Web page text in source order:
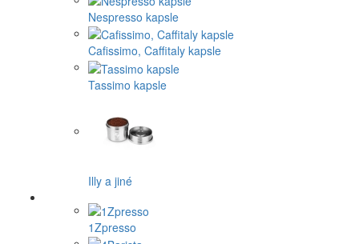
Nespresso kapsle
Cafissimo, Caffitaly kapsle
Tassimo kapsle
Illy a jiné
1Zpresso